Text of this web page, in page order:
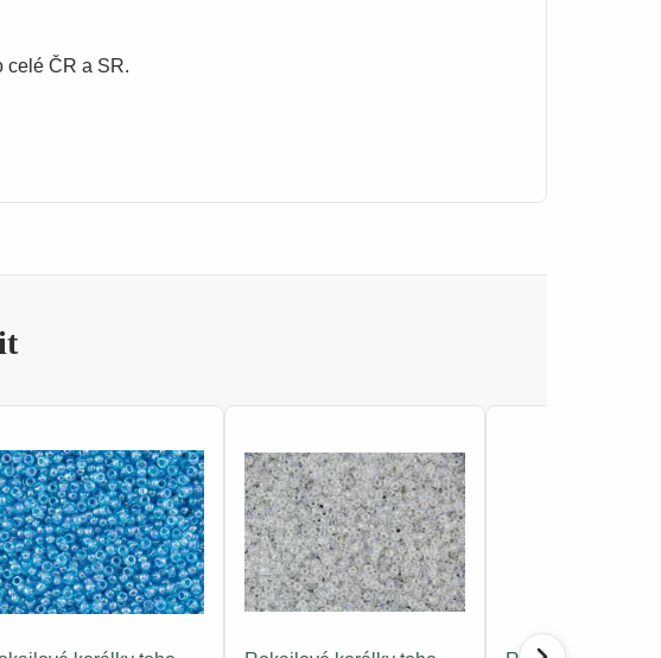
celé ČR a SR.